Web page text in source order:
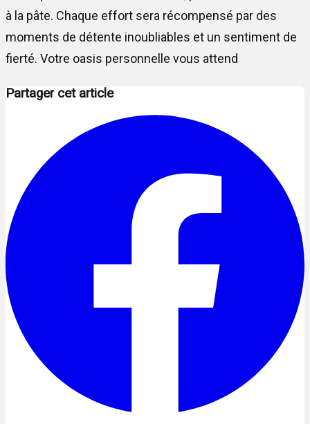
à la pâte. Chaque effort sera récompensé par des
moments de détente inoubliables et un sentiment de
fierté. Votre oasis personnelle vous attend
Partager cet article